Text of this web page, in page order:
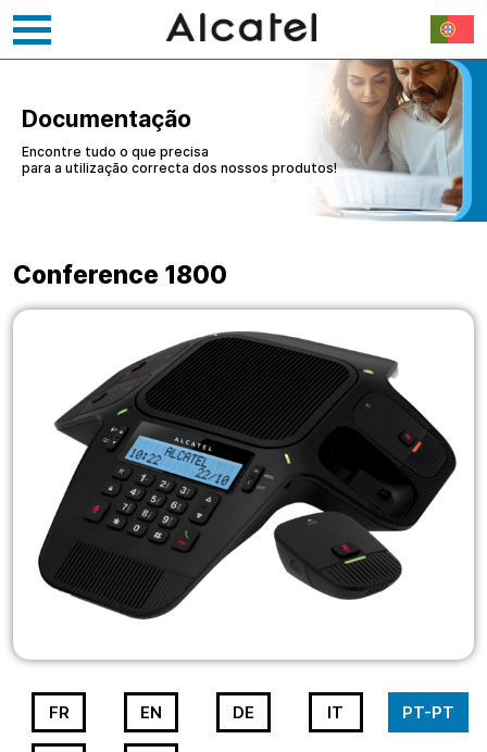
Documentação
Encontre tudo o que precisa
para a utilização correcta dos nossos produtos!
Conference 1800
FR EN DE IT PT-PT